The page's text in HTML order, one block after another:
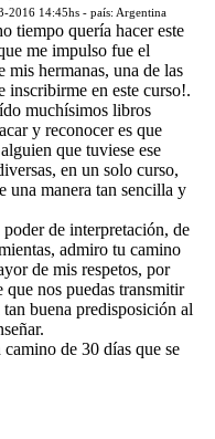
2016 14:45hs - país: Argentina
tiempo quería hacer este
me impulso fue el
hermanas, una de las
inscribirme en este curso!.
muchísimos libros
y reconocer es que
que tuviese ese
en un solo curso,
una manera tan sencilla y
de interpretación, de
admiro tu camino
de mis respetos, por
nos puedas transmitir
buena predisposición al
de 30 días que se